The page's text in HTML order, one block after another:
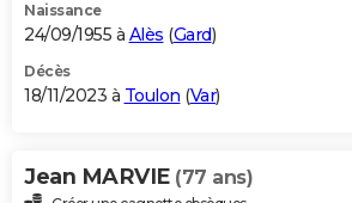
Naissance
24/09/1955 à Alès (Gard)
Décès
18/11/2023 à Toulon (Var)
Jean MARVIE (77 ans)